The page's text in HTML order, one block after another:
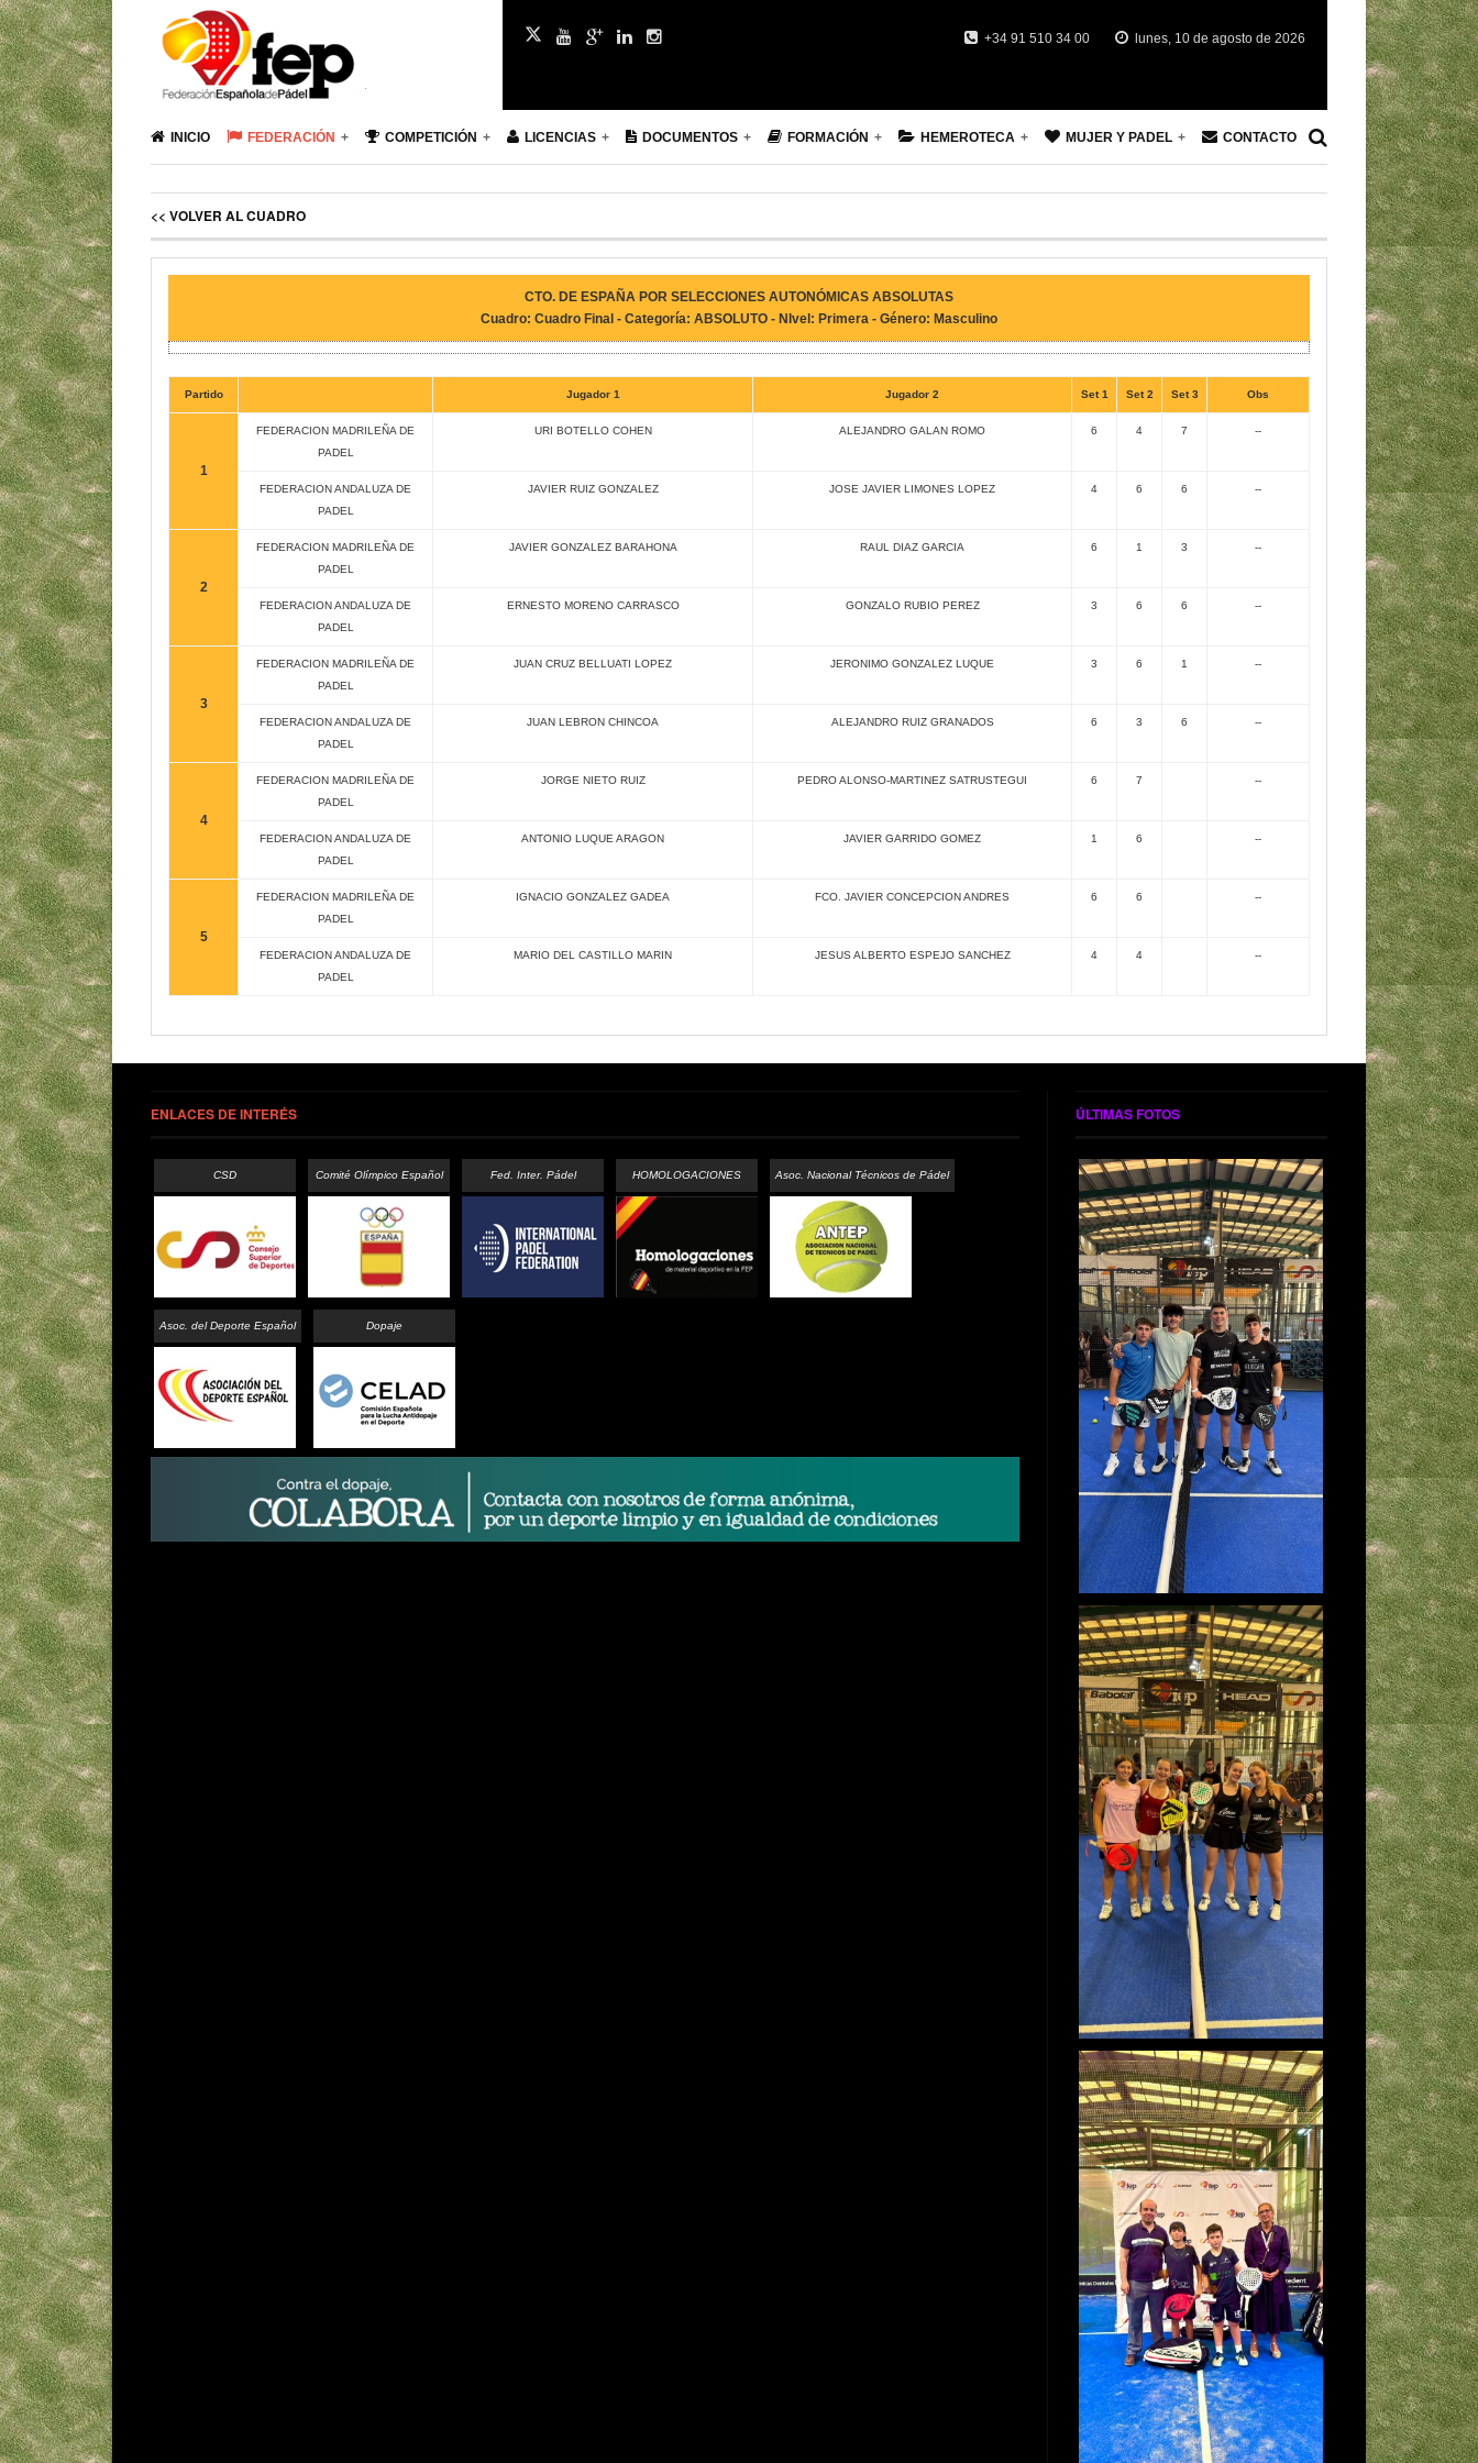
+34 91 510 34 00 lunes, 10 de agosto de 2026
INICIO FEDERACIÓN COMPETICIÓN LICENCIAS DOCUMENTOS FORMACIÓN HEMEROTECA MUJER Y PADEL CONTACTO
<< VOLVER AL CUADRO
CTO. DE ESPAÑA POR SELECCIONES AUTONÓMICAS ABSOLUTAS
Cuadro: Cuadro Final - Categoría: ABSOLUTO - NIvel: Primera - Género: Masculino
Partido Jugador 1 Jugador 2 Set 1 Set 2 Set 3 Obs
1
FEDERACION MADRILEÑA DE
PADEL
URI BOTELLO COHEN ALEJANDRO GALAN ROMO 6 4 7 --
FEDERACION ANDALUZA DE
PADEL
JAVIER RUIZ GONZALEZ JOSE JAVIER LIMONES LOPEZ 4 6 6 --
2
FEDERACION MADRILEÑA DE
PADEL
JAVIER GONZALEZ BARAHONA RAUL DIAZ GARCIA 6 1 3 --
FEDERACION ANDALUZA DE
PADEL
ERNESTO MORENO CARRASCO GONZALO RUBIO PEREZ 3 6 6 --
3
FEDERACION MADRILEÑA DE
PADEL
JUAN CRUZ BELLUATI LOPEZ JERONIMO GONZALEZ LUQUE 3 6 1 --
FEDERACION ANDALUZA DE
PADEL
JUAN LEBRON CHINCOA ALEJANDRO RUIZ GRANADOS 6 3 6 --
4
FEDERACION MADRILEÑA DE
PADEL
JORGE NIETO RUIZ PEDRO ALONSO-MARTINEZ SATRUSTEGUI 6 7 --
FEDERACION ANDALUZA DE
PADEL
ANTONIO LUQUE ARAGON JAVIER GARRIDO GOMEZ 1 6 --
5
FEDERACION MADRILEÑA DE
PADEL
IGNACIO GONZALEZ GADEA FCO. JAVIER CONCEPCION ANDRES 6 6 --
FEDERACION ANDALUZA DE
PADEL
MARIO DEL CASTILLO MARIN JESUS ALBERTO ESPEJO SANCHEZ 4 4 --
ENLACES DE INTERÉS
CSD Comité Olímpico Español Fed. Inter. Pádel HOMOLOGACIONES Asoc. Nacional Técnicos de Pádel
Asoc. del Deporte Español Dopaje
ÚLTIMAS FOTOS